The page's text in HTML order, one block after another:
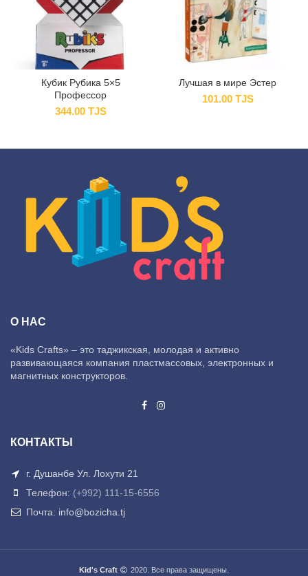
Кубик Рубика 5×5
Профессор
344.00 TJS
Лучшая в мире Эстер
101.00 TJS
О НАС
«Kids Crafts» – это таджикская, молодая и активно
развивающаяся компания пластмассовых, электронных и
магнитных конструкторов.
КОНТАКТЫ
г. Душанбе Ул. Лохути 21
Телефон: (+992) 111-15-6556
Почта: info@bozicha.tj
Kid's Craft 2020. Все права защищены.